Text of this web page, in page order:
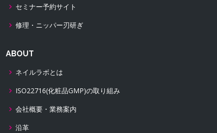
セミナー予約サイト
修理・ニッパー刃研ぎ
ABOUT
ネイルラボとは
ISO22716(化粧品GMP)の取り組み
会社概要・業務案内
沿革